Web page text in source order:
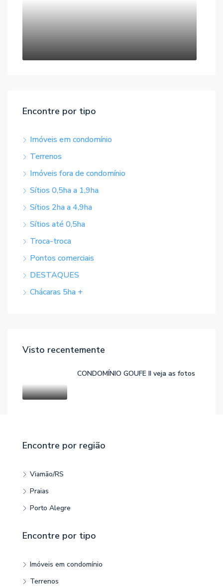
Encontre por tipo
Imóveis em condomínio
Terrenos
Imóveis fora de condomínio
Sítios 0,5ha a 1,9ha
Sítios 2ha a 4,9ha
Sítios até 0,5ha
Troca-troca
Pontos comerciais
DESTAQUES
Chácaras 5ha +
Visto recentemente
CONDOMÍNIO GOUFE II veja as fotos
Encontre por região
Viamão/RS
Praias
Porto Alegre
Encontre por tipo
Imóveis em condomínio
Terrenos